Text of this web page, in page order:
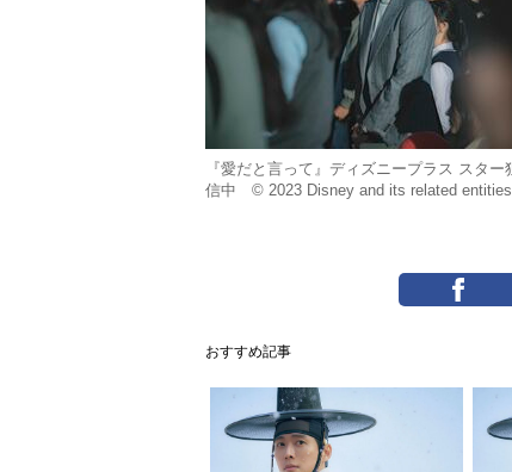
『愛だと言って』ディズニープラス スター
信中 © 2023 Disney and its related entities
おすすめ記事